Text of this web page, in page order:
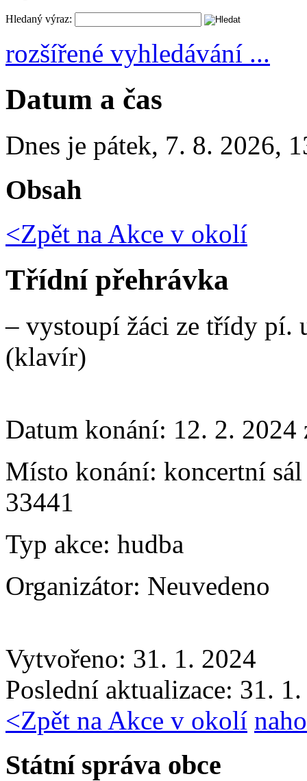
Hledaný výraz:
rozšířené vyhledávání ...
Datum a čas
Dnes je pátek, 7. 8. 2026,
Obsah
<Zpět na Akce v okolí
Třídní přehrávka
– vystoupí žáci ze třídy pí.
(klavír)
Datum konání: 12. 2. 2024
Místo konání: koncertní
33441
Typ akce: hudba
Organizátor: Neuvedeno
Vytvořeno: 31. 1. 2024
Poslední aktualizace: 31.
<Zpět na Akce v okolí
Státní správa obce